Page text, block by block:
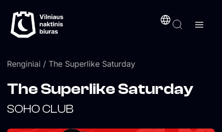
prie
turinio
Renginiai / The Superlike Saturday
The Superlike Saturday
SOHO CLUB